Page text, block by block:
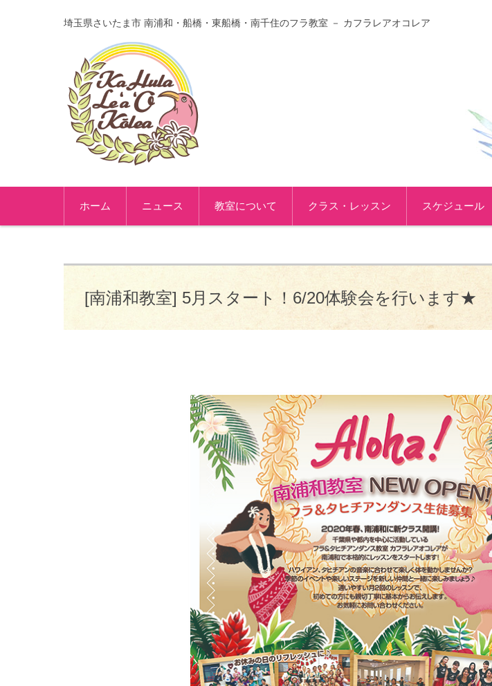
埼玉県さいたま市 南浦和・船橋・東船橋・南千住のフラ教室 － カフラレアオコレア
コンテンツに移動
ホーム
ニュース 教室について クラス・レッスン スケジュール
[南浦和教室] 5月スタート！6/20体験会を行います★